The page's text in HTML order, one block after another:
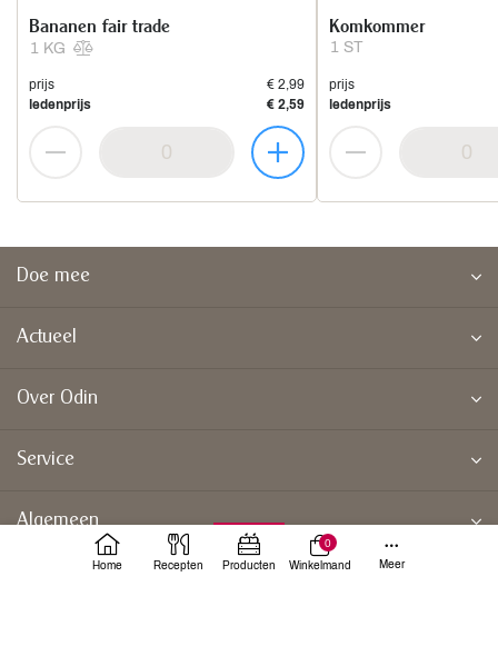
1 KG
Bananen fair trade
prijs
€ 2,99
ledenprijs
€ 2,59
1 ST
Komkommer
prijs
ledenprijs
Doe mee
Actueel
Over Odin
Service
Algemeen
Home Recepten Producten
0
Winkelmand
Meer